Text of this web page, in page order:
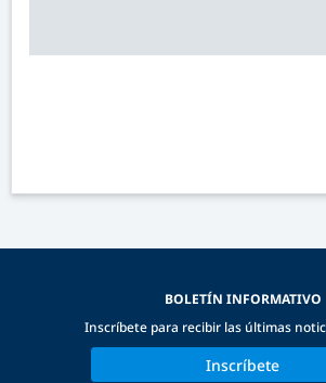
BOLETÍN INFORMATIVO
Inscríbete para recibir las últimas
Inscríbete